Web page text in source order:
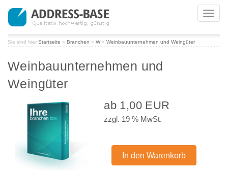
Sie sind hier Startseite » Branchen » W» Weinbauunternehmen und Weingüter
Weinbauunternehmen und
Weingüter
ab 1,00 EUR
zzgl. 19 % MwSt.